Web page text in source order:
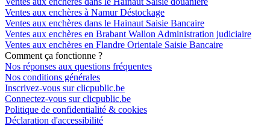
Ventes aux enchères à Namur Déstockage
Ventes aux enchères dans le Hainaut Saisie Bancaire
Ventes aux enchères en Brabant Wallon Administration judiciaire
Ventes aux enchères en Flandre Orientale Saisie Bancaire
Comment ça fonctionne ?
Nos réponses aux questions fréquentes
Nos conditions générales
Inscrivez-vous sur clicpublic.be
Connectez-vous sur clicpublic.be
Politique de confidentialité & cookies
Déclaration d'accessibilité